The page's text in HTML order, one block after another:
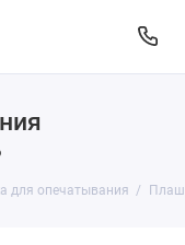
для опечатывания